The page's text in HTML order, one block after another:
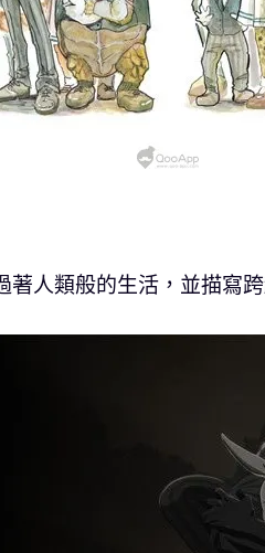
著人類般的生活，並描寫